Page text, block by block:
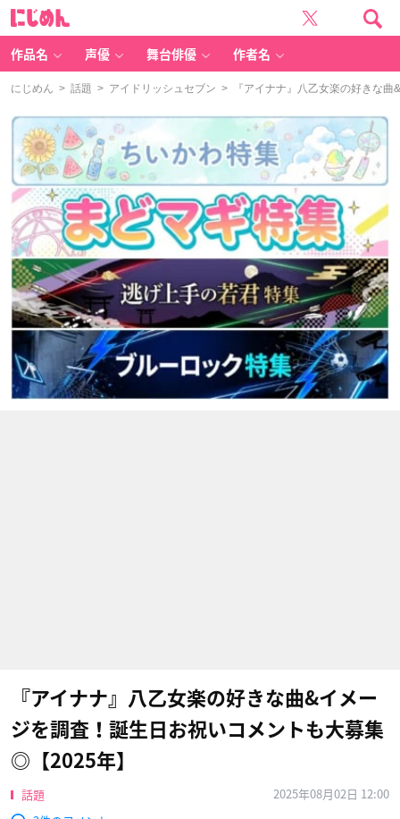
作品名 声優 舞台俳優 作者名
にじめん > 話題 > アイドリッシュセブン > 『アイナナ』八乙女楽の好きな
『アイナナ』八乙女楽の好きな曲&イメー
ジを調査！誕生日お祝いコメントも大募集
◎【2025年】
話題
2025年08月02日 12:00